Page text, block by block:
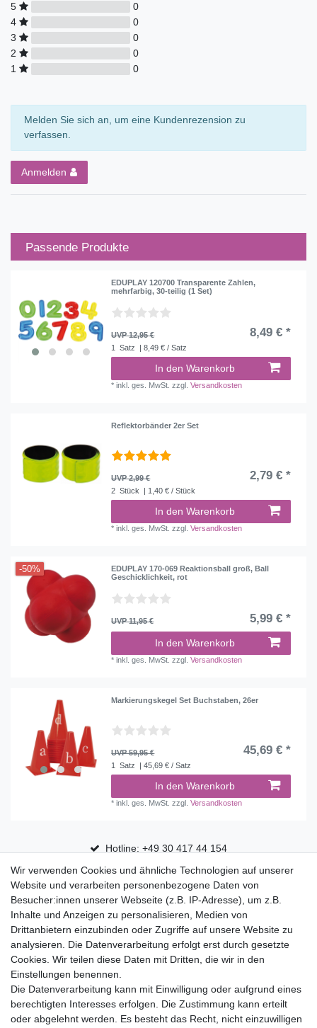
5
0
4
0
3
0
2
0
1
0
Melden Sie sich an, um eine Kundenrezension zu
verfassen.
Anmelden
Passende Produkte
EDUPLAY 120700 Transparente Zahlen,
mehrfarbig, 30-teilig (1 Set)
UVP 12,95 € 8,49 € *
1 Satz | 8,49 € / Satz
In den Warenkorb
*inkl. ges. MwSt. zzgl.Versandkosten
Reflektorbänder 2er Set
UVP 2,99 € 2,79 € *
2 Stück | 1,40 € / Stück
In den Warenkorb
*inkl. ges. MwSt. zzgl.Versandkosten
-50%
EDUPLAY 170-069 Reaktionsball groß, Ball
Geschicklichkeit, rot
UVP 11,95 € 5,99 € *
In den Warenkorb
*inkl. ges. MwSt. zzgl.Versandkosten
Markierungskegel Set Buchstaben, 26er
UVP 59,95 € 45,69 € *
1 Satz | 45,69 € / Satz
In den Warenkorb
*inkl. ges. MwSt. zzgl.Versandkosten
Hotline: +49 30 417 44 154
30 Tage Rückgaberecht
Versandfrei ab 75 € in Deutschland
Top Marken
Eduplay
Folia Bringmann
Shop
Mein Konto
Wir verwenden Cookies und ähnliche Technologien auf unserer
Website und verarbeiten personenbezogene Daten von
Besucher:innen unserer Webseite (z.B. IP-Adresse), um z.B.
Inhalte und Anzeigen zu personalisieren, Medien von
Drittanbietern einzubinden oder Zugriffe auf unsere Website zu
analysieren. Die Datenverarbeitung erfolgt erst durch gesetzte
Cookies. Wir teilen diese Daten mit Dritten, die wir in den
Einstellungen benennen.
Die Datenverarbeitung kann mit Einwilligung oder aufgrund eines
berechtigten Interesses erfolgen. Die Zustimmung kann erteilt
oder abgelehnt werden. Es besteht das Recht, nicht einzuwilligen